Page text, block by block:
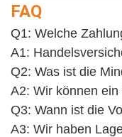
FAQ
Q1: Welche
A1:
Q2: Was ist die
A2: Wir können
Q3: Wann ist die
A3: Wir haben